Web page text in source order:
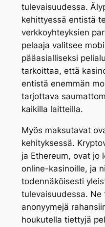
tulevaisuudessa.
kehittyessä entistä
verkkoyhteyksien
pelaaja valitsee
pääasialliseksi
tarkoittaa, että
entistä enemmän
tarjottava
kaikilla laitteilla.
Myös maksutavat
kehityksessä.
ja Ethereum, ovat jo
online-kasinoille, ja
todennäköisesti
tulevaisuudessa. Ne
anonyymejä
houkutella tiettyjä